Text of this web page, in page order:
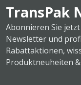
TransPak
Abonnieren Sie
Newsletter und
Rabattaktionen,
Produktneuheiten